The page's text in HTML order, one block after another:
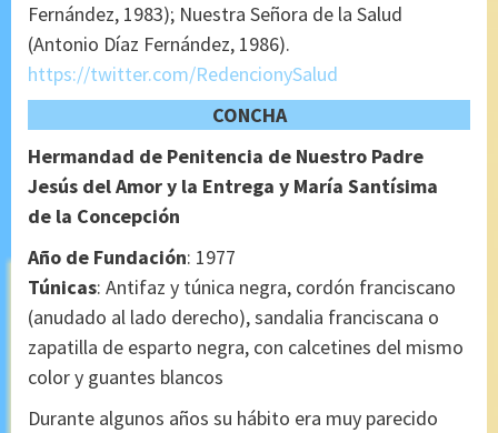
Fernández, 1983); Nuestra Señora de la Salud
(Antonio Díaz Fernández, 1986).
https://twitter.com/RedencionySalud
CONCHA
Hermandad de Penitencia de Nuestro Padre
Jesús del Amor y la Entrega y María Santísima
de la Concepción
Año de Fundación: 1977
Túnicas: Antifaz y túnica negra, cordón franciscano
(anudado al lado derecho), sandalia franciscana o
zapatilla de esparto negra, con calcetines del mismo
color y guantes blancos
Durante algunos años su hábito era muy parecido